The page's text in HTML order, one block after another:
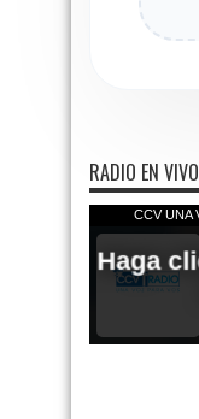
RADIO EN VIVO